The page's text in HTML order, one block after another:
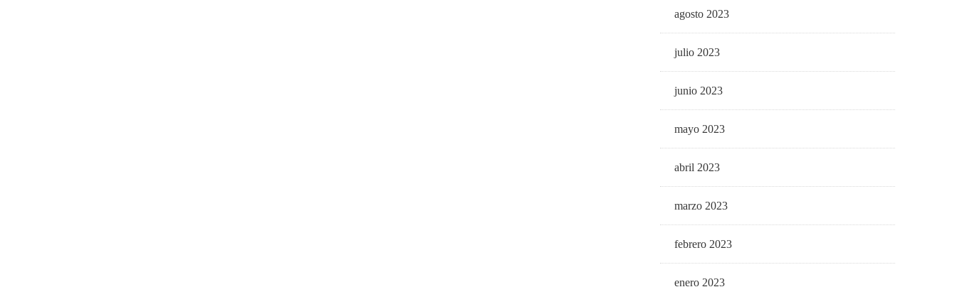
agosto 2023
julio 2023
junio 2023
mayo 2023
abril 2023
marzo 2023
febrero 2023
enero 2023